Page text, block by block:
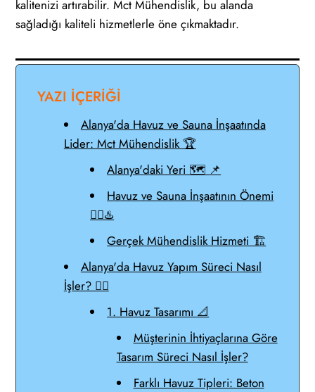
kalitenizi artırabilir. Mct Mühendislik, bu alanda
sağladığı kaliteli hizmetlerle öne çıkmaktadır.
YAZI İÇERİĞİ
Alanya'da Havuz ve Sauna İnşaatında
Lider: Mct Mühendislik 🏆
Alanya'daki Yeri 🗺️ 📌
Havuz ve Sauna İnşaatının Önemi
🏊‍♀️♨️
Gerçek Mühendislik Hizmeti 🏗️
Alanya'da Havuz Yapım Süreci Nasıl
İşler? 👷‍♂️
1. Havuz Tasarımı 📐
Müşterinin İhtiyaçlarına Göre
Tasarım Süreci Nasıl İşler?
Farklı Havuz Tipleri: Beton